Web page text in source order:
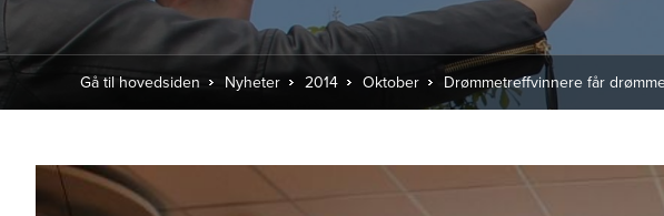
Gå til hovedsiden Nyheter 2014 Oktober Drømmetreffvinnere får